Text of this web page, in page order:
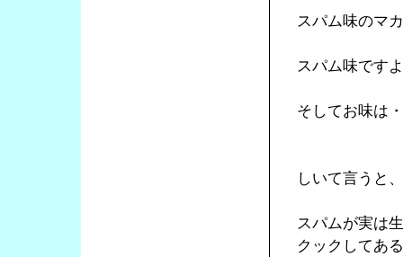
スパム味のマ
スパム味です
そしてお味は
しいて言うと
スパムが実は
クックしてあ